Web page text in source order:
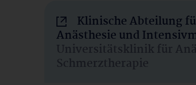
Klinische Abteilung
Anästhesie und
Universitätsklinik für
Schmerztherapie